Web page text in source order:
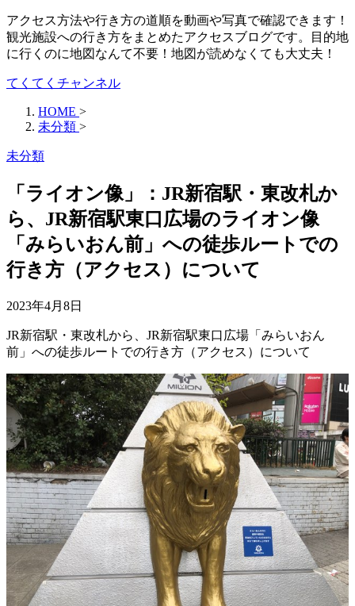
アクセス方法や行き方の道順を動画や写真で確認できます！
観光施設への行き方をまとめたアクセスブログです。目的地
に行くのに地図なんて不要！地図が読めなくても大丈夫！
てくてくチャンネル
HOME >
未分類 >
未分類
「ライオン像」：JR新宿駅・東改札か
ら、JR新宿駅東口広場のライオン像
「みらいおん前」への徒歩ルートでの
行き方（アクセス）について
2023年4月8日
JR新宿駅・東改札から、JR新宿駅東口広場「みらいおん
前」への徒歩ルートでの行き方（アクセス）について